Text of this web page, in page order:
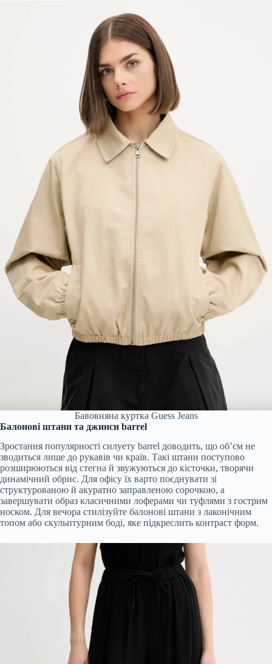
Бавовняна куртка Guess Jeans
Балонові штани та джинси barrel
Зростання популярності силуету barrel доводить, що об’єм не
зводиться лише до рукавів чи країв. Такі штани поступово
розширюються від стегна й звужуються до кісточки, творячи
динамічний обрис. Для офісу їх варто поєднувати зі
структурованою й акуратно заправленою сорочкою, а
завершувати образ класичними лоферами чи туфлями з гострим
носком. Для вечора стилізуйте балонові штани з лаконічним
топом або скульптурним боді, яке підкреслить контраст форм.